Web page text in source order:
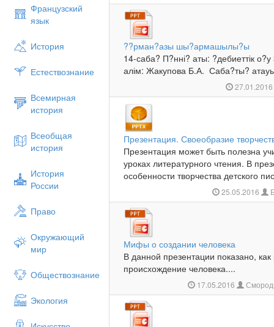
Французский
язык
История
Естествознание
Всемирная
история
Всеобщая
история
История
России
Право
Окружающий
мир
Обществознание
Экология
??рман?азы шы?армашылы?ы
14-саба? П?нні? аты: ?дебиеттік
алім: Жакупова Б.А. Саба?ты?
Презентация. Своеобразие
Презентация может быть полезна
уроках литературного чтения. В
особенности творчества детского
25.05.2016
Мифы о создании человека
В данной презентации показано,
происхождение человека....
17.05.2016